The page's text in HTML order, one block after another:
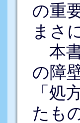
の重
まさ
本
の障
「処
たも